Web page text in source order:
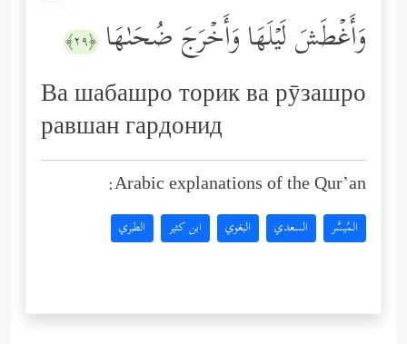
وَأَغۡطَشَ لَیۡلَهَا وَأَخۡرَجَ ضُحَىٰهَا ﴿٢٩﴾
Ва шабашро торик ва рӯзашро
равшан гардонид
Arabic explanations of the Qur’an:
المُيسَّر السعدي البغوي ابن كثير الطبري